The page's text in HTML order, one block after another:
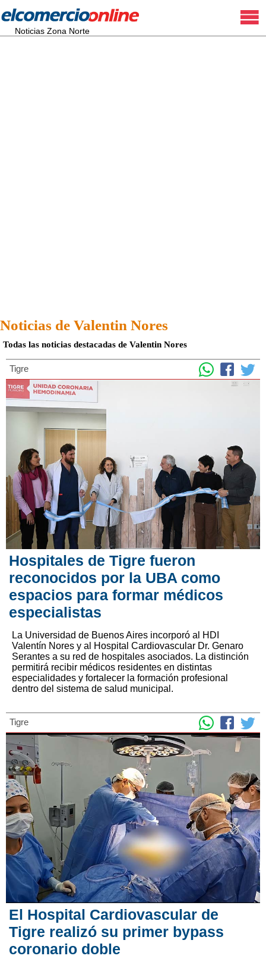
Noticias Zona Norte
Noticias de Valentin Nores
Todas las noticias destacadas de Valentin Nores
Tigre
Hospitales de Tigre fueron
reconocidos por la UBA como
espacios para formar médicos
especialistas
La Universidad de Buenos Aires incorporó al HDI
Valentín Nores y al Hospital Cardiovascular Dr. Genaro
Serantes a su red de hospitales asociados. La distinción
permitirá recibir médicos residentes en distintas
especialidades y fortalecer la formación profesional
dentro del sistema de salud municipal.
Tigre
El Hospital Cardiovascular de
Tigre realizó su primer bypass
coronario doble